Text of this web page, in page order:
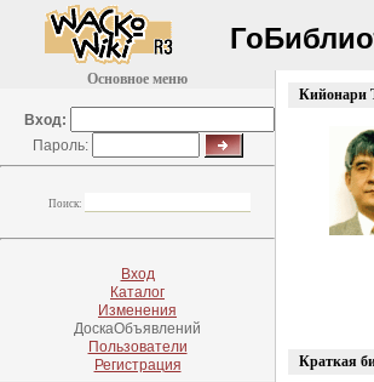
Основное меню
Вход:
Пароль:
Поиск:
Вход
Каталог
Изменения
ДоскаОбъявлений
Пользователи
Регистрация
Кийонари
Краткая